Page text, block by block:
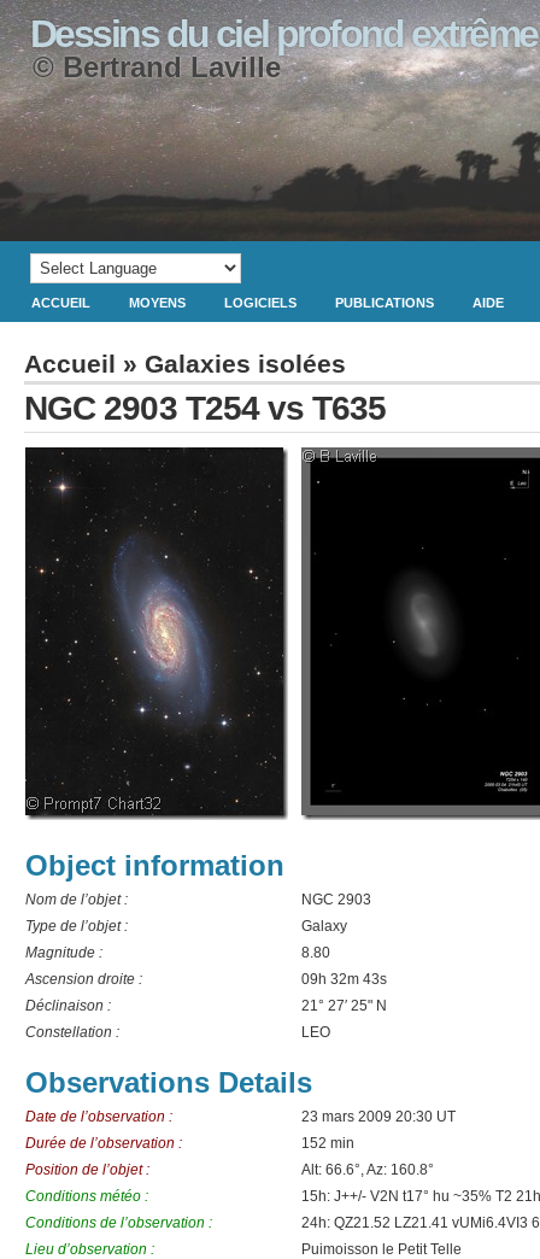
Dessins du ciel profond extrême
© Bertrand Laville
ACCUEIL MOYENS LOGICIELS PUBLICATIONS AIDE
Accueil » Galaxies isolées
NGC 2903 T254 vs T635
Object information
Nom de l’objet :
NGC 2903
Type de l’objet :
Galaxy
Magnitude :
8.80
Ascension droite :
09h 32m 43s
Déclinaison :
21° 27′ 25" N
Constellation :
LEO
Observations Details
Date de l’observation :
23 mars 2009 20:30 UT
Durée de l’observation :
152 min
Position de l’objet :
Alt: 66.6°, Az: 160.8°
Conditions météo :
15h: J++/- V2N t17° hu ~35% T2
Conditions de l’observation :
24h: QZ21.52 LZ21.41 vUMi6.4VI3
Lieu d’observation :
Puimoisson le Petit Telle